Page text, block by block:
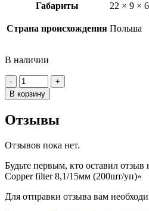
Габариты
22 × 9 ×
Страна происхождения Польша
В наличии
Количество
товара
Гильзы
STAR
filter
(200шт/
уп)
В корзину
Отзывы
Отзывов пока нет.
Будьте первым, кто оставил
Copper filter 8,1/15мм (200шт/уп)»
Для отправки отзыва вам